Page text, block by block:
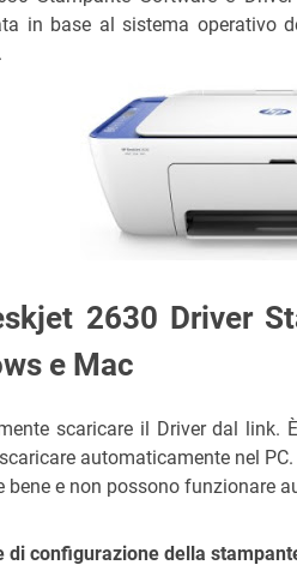
in base al sistema operativo
2630 Driver
e Mac
scaricare il Driver dal link.
automaticamente nel
bene e non possono funzionare
di configurazione della